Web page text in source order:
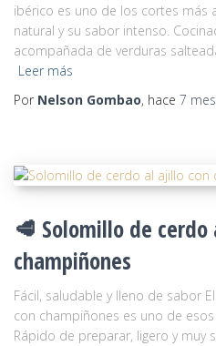
ibérico es uno de los cortes más
natural y su sabor intenso.
acompañada de verduras
Leer más
Por Nelson Gombao, hace 7
🥩 Solomillo de
champiñones
Fácil, saludable y lleno de sabor
con champiñones es uno de
Rápido de preparar, ligero y muy